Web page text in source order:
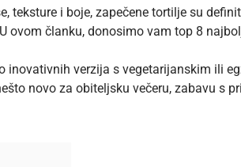
teksture i boje, zapečene tortilje su
ovom članku, donosimo vam top 8
inovativnih verzija s vegetarijanskim ili
novo za obiteljsku večeru, zabavu s